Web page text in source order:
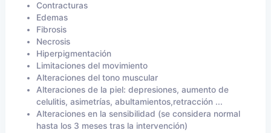
Contracturas
Edemas
Fibrosis
Necrosis
Hiperpigmentación
Limitaciones del movimiento
Alteraciones del tono muscular
Alteraciones de la piel: depresiones, aumento de
celulitis, asimetrías, abultamientos,retracción ...
Alteraciones en la sensibilidad (se considera normal
hasta los 3 meses tras la intervención)